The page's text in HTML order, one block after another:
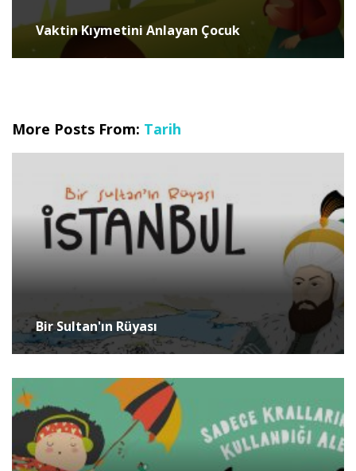
Vaktin Kıymetini Anlayan Çocuk
More Posts From: Tarih
Bir Sultan'ın Rüyası